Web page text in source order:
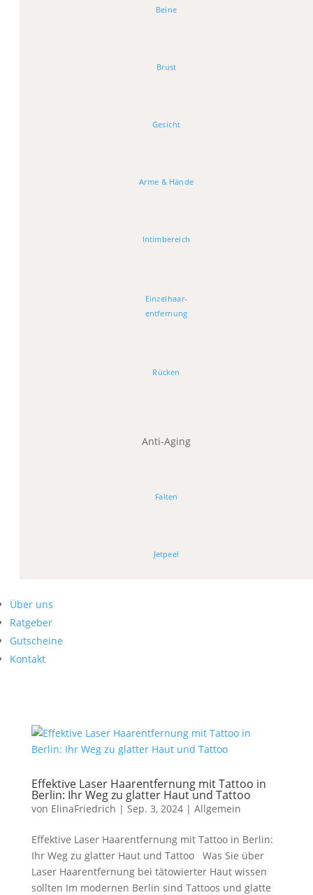
Beine
Brust
Gesicht
Arme & Hände
Intimbereich
Einzelhaar-
entfernung
Rücken
Anti-Aging
Falten
Jetpeel
Über uns
Ratgeber
Gutscheine
Kontakt
Effektive Laser Haarentfernung mit Tattoo in
Berlin: Ihr Weg zu glatter Haut und Tattoo
von ElinaFriedrich | Sep. 3, 2024| Allgemein
Effektive Laser Haarentfernung mit Tattoo in Berlin:
Ihr Weg zu glatter Haut und Tattoo Was Sie über
Laser Haarentfernung bei tätowierter Haut wissen
sollten Im modernen Berlin sind Tattoos und glatte